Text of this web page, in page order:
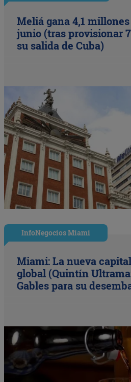
Meliá gana 4,1
junio (tras provisionar
su salida de Cuba)
InfoNegocios Miami
Miami: La nueva
global (Quintín
Gables para su